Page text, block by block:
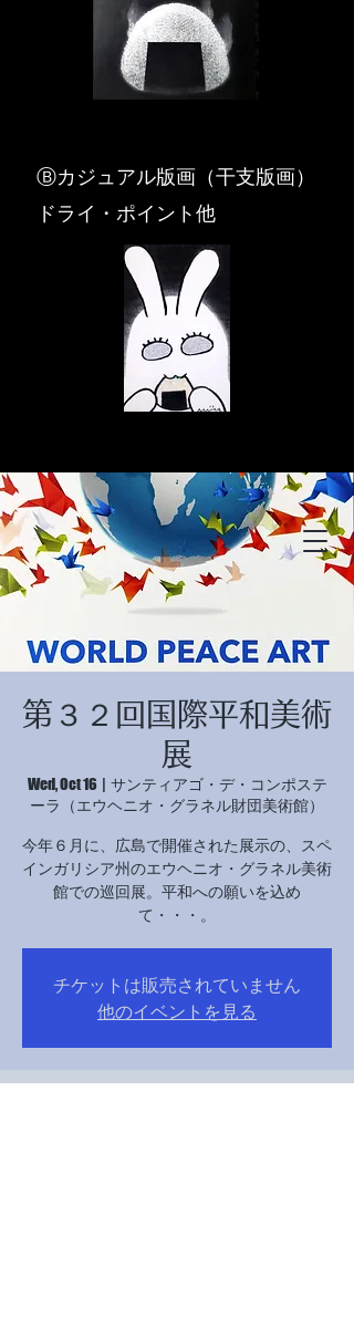
​Ⓑカジュアル版画（干支版画）
ドライ・ポイント他
第３２回国際平和美術
展
Wed, Oct 16
  |
サンティアゴ・デ・コンポステ
ーラ（エウヘニオ・グラネル財団美術館）
今年６月に、広島で開催された展示の、スペ
インガリシア州のエウヘニオ・グラネル美術
館での巡回展。平和への願いを込め
て・・・。
チケットは販売されていません
他のイベントを見る